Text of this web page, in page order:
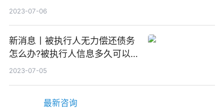
2023-07-06
新消息丨被执行人无力偿还债务
怎么办?被执行人信息多久可以
消除?
2023-07-05
最新咨询